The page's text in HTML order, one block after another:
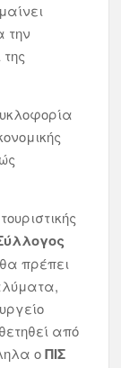
την
πρέπει
από
οΠΙΣ